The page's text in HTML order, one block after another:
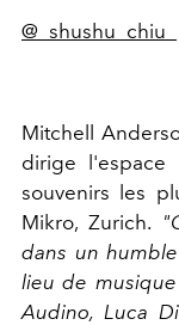
@_shushu_chiu_
Mitchell
dirige l'espace
souvenirs les
Mikro, Zurich.
dans un
lieu de musique
Audino, Luca